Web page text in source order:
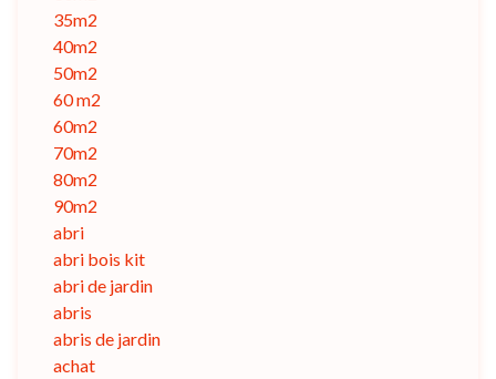
35m2
40m2
50m2
60 m2
60m2
70m2
80m2
90m2
abri
abri bois kit
abri de jardin
abris
abris de jardin
achat